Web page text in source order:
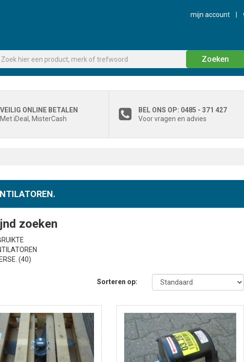
mijn account
Zoeken
VEILIG ONLINE BETALEN
Met iDeal, MisterCash
BEL ONS OP: 0485 - 371 427
Voor vragen en advies
zoeken
(40)
Sorteren op: